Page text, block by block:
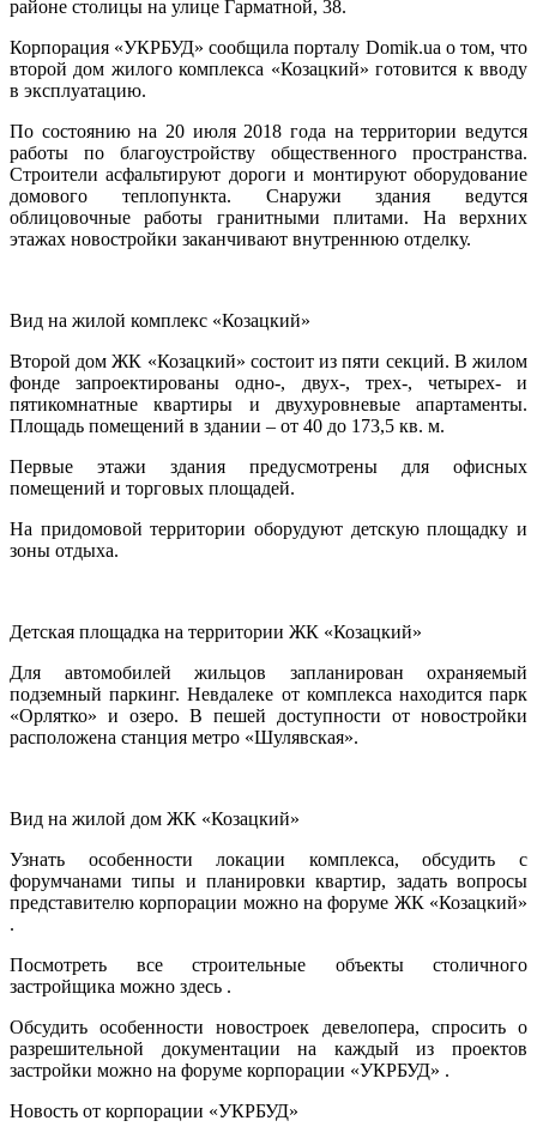
районе столицы на улице Гарматной, 38.
Корпорация «УКРБУД» сообщила порталу Domik.ua о том, что
второй дом жилого комплекса «Козацкий» готовится к вводу
в эксплуатацию.
По состоянию на 20 июля 2018 года на территории ведутся
работы по благоустройству общественного пространства.
Строители асфальтируют дороги и монтируют оборудование
домового теплопункта. Снаружи здания ведутся
облицовочные работы гранитными плитами. На верхних
этажах новостройки заканчивают внутреннюю отделку.
Вид на жилой комплекс «Козацкий»
Второй дом ЖК «Козацкий» состоит из пяти секций. В жилом
фонде запроектированы одно-, двух-, трех-, четырех- и
пятикомнатные квартиры и двухуровневые апартаменты.
Площадь помещений в здании – от 40 до 173,5 кв. м.
Первые этажи здания предусмотрены для офисных
помещений и торговых площадей.
На придомовой территории оборудуют детскую площадку и
зоны отдыха.
Детская площадка на территории ЖК «Козацкий»
Для автомобилей жильцов запланирован охраняемый
подземный паркинг. Невдалеке от комплекса находится парк
«Орлятко» и озеро. В пешей доступности от новостройки
расположена станция метро «Шулявская».
Вид на жилой дом ЖК «Козацкий»
Узнать особенности локации комплекса, обсудить с
форумчанами типы и планировки квартир, задать вопросы
представителю корпорации можно на форуме ЖК «Козацкий»
.
Посмотреть все строительные объекты столичного
застройщика можно здесь .
Обсудить особенности новостроек девелопера, спросить о
разрешительной документации на каждый из проектов
застройки можно на форуме корпорации «УКРБУД» .
Новость от корпорации «УКРБУД»